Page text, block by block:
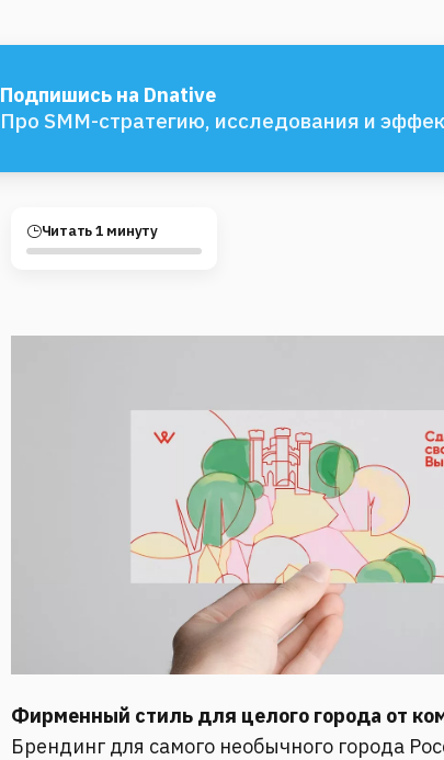
Подпишись на Dnative
Про SMM-стратегию, исследования и
Читать 1 минуту
Фирменный стиль для целого города от
Брендинг для самого необычного города